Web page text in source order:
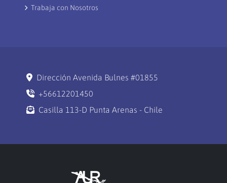
Trabaja con Nosotros
Dirección Avenida Bulnes #01855
+56612201450
Casilla 113-D Punta Arenas - Chile